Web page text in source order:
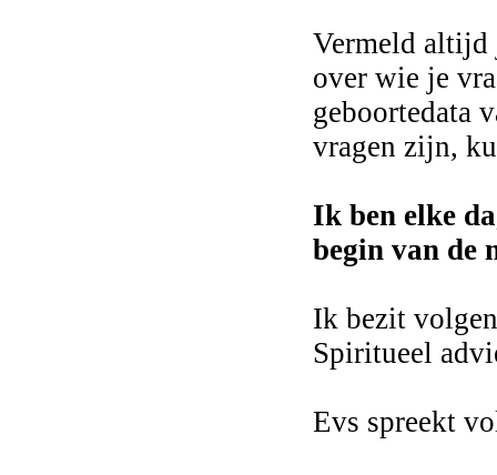
Vermeld altijd
over wie je
geboortedata
vragen zijn,
Ik ben elke
begin van de
Ik bezit
Spiritueel
Evs spreekt